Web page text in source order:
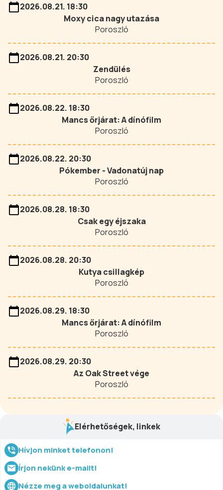
2026.08.21. 18:30
Moxy cica nagy utazása
Poroszló
2026.08.21. 20:30
Zendülés
Poroszló
2026.08.22. 18:30
Mancs őrjárat: A dínófilm
Poroszló
2026.08.22. 20:30
Pókember - Vadonatúj nap
Poroszló
2026.08.28. 18:30
Csak egy éjszaka
Poroszló
2026.08.28. 20:30
Kutya csillagkép
Poroszló
2026.08.29. 18:30
Mancs őrjárat: A dínófilm
Poroszló
2026.08.29. 20:30
Az Oak Street vége
Poroszló
Elérhetőségek, linkek
Hívjon minket telefonon!
Írjon nekünk e-mailt!
Nézze meg a weboldalunkat!